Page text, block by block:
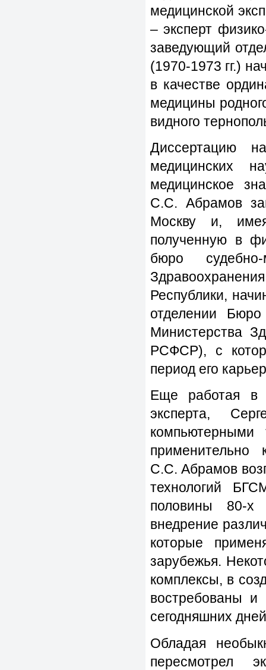
медицинской
– эксперт
заведующий
(1970-1973 гг.)
в качестве
медицины
видного
Диссертацию
медицинских
медицинское
С.С. Абрамов
Москву и,
полученную в
бюро судебно-
Республики,
отделении Бюро
Министерства
РСФСР), с
период его
Еще работая в
эксперта,
компьютерными
С.С. Абрамов
технологий
половины 80-х
внедрение
которые
зарубежья.
комплексы, в
востребованы и
сегодняшних
Обладая
пересмотрел